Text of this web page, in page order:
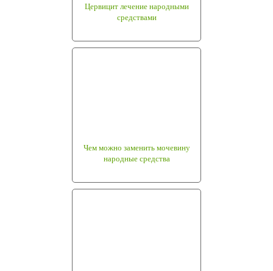
Цервицит лечение народными
средствами
Чем можно заменить мочевину
народные средства